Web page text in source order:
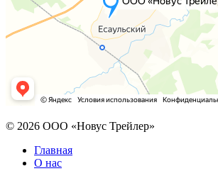
© 2026 ООО «Новус Трейлер»
Главная
О нас